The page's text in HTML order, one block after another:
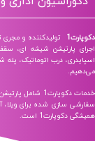
تولیدکننده و مجری تخصصی
شیشه‌ ای، سقف
درب اتوماتیک، پله شیشه ای
خدمات دکوپارت1 شامل
شده برای ویلا،
است.